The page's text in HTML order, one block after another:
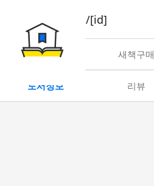
book/rent/[id]
대여 새책구매
도서정보 리뷰